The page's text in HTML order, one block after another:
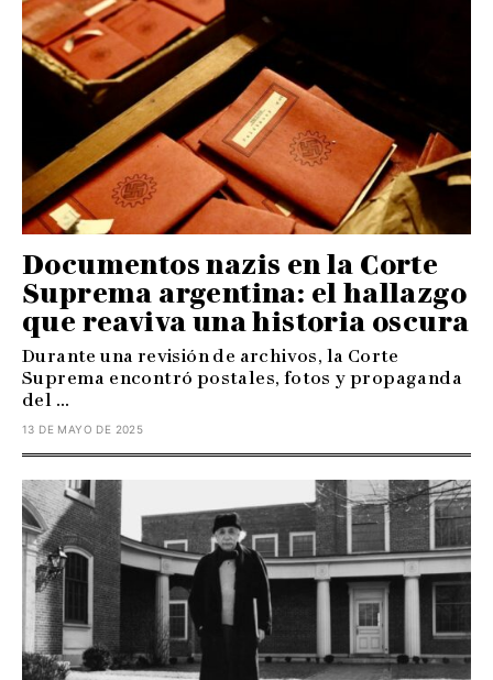
Documentos nazis en la Corte
Suprema argentina: el hallazgo
que reaviva una historia oscura
Durante una revisión de archivos, la Corte
Suprema encontró postales, fotos y propaganda
del ...
13 DE MAYO DE 2025